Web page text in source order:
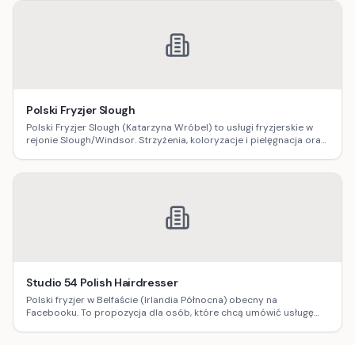
Polski Fryzjer Slough
Polski Fryzjer Slough (Katarzyna Wróbel) to usługi fryzjerskie w
rejonie Slough/Windsor. Strzyżenia, koloryzacje i pielęgnacja oraz
Studio 54 Polish Hairdresser
Polski fryzjer w Belfaście (Irlandia Północna) obecny na
Facebooku. To propozycja dla osób, które chcą umówić usługę